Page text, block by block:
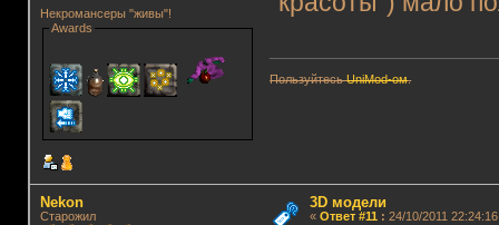
Некромансеры "живы"!
Awards
ПользуйтесьUniMod-ом.
Nekon
Старожил
3D модели
« Ответ #11 : 24/10/2011